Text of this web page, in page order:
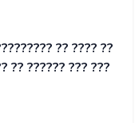
?? ???? ??
?? ?????? ??? ???